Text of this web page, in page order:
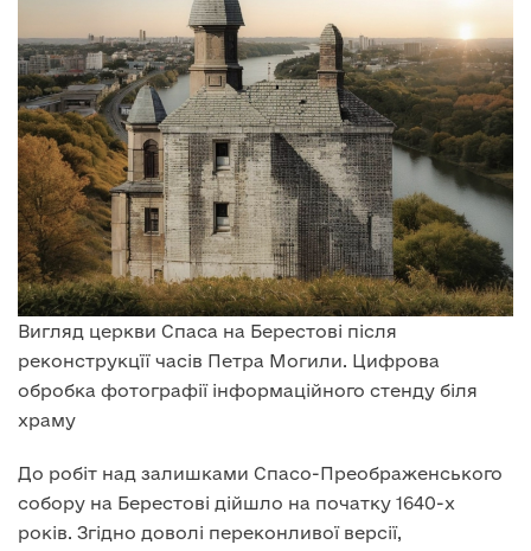
Вигляд церкви Спаса на Берестові після
реконструкцїї часів Петра Могили. Цифрова
обробка фотографії інформаційного стенду біля
храму
До робіт над залишками Спасо-Преображенського
собору на Берестові дійшло на початку 1640-х
років. Згідно доволі переконливої версії,